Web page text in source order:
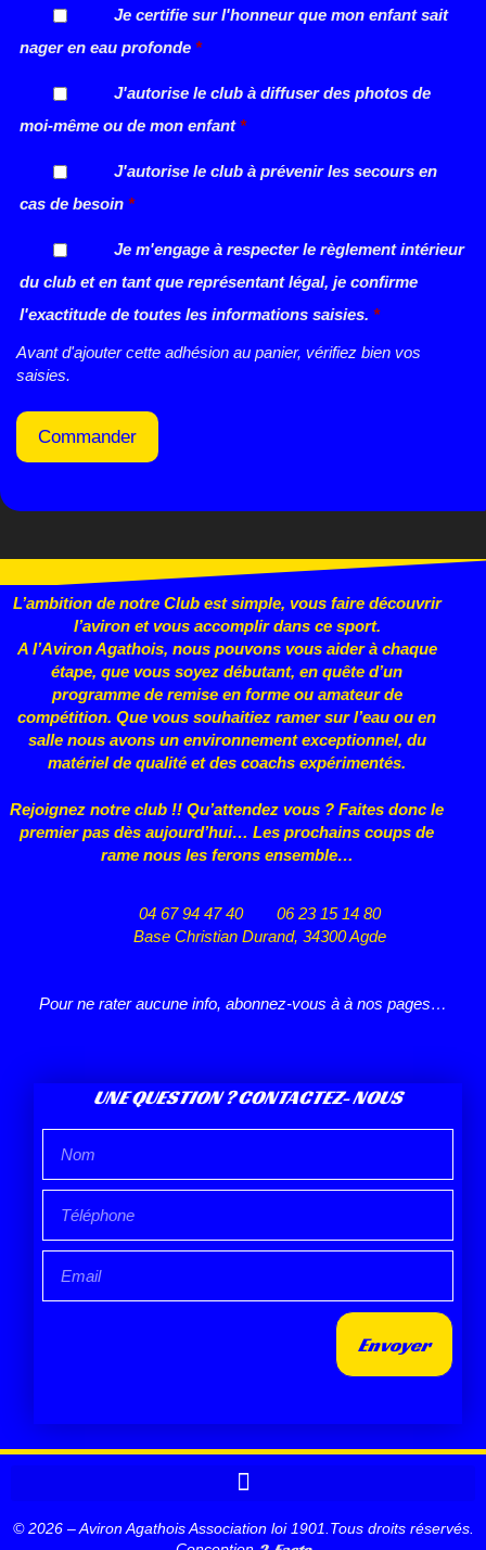
Je certifie sur l'honneur que mon enfant sait
nager en eau profonde *
J'autorise le club à diffuser des photos de
moi-même ou de mon enfant*
J'autorise le club à prévenir les secours en
cas de besoin *
Je m'engage à respecter le règlement intérieur
du club et en tant que représentant légal, je confirme
l'exactitude de toutes les informations saisies. *
Avant d'ajouter cette adhésion au panier, vérifiez bien vos
saisies.
Commander
L’ambition de notre Club est simple, vous faire découvrir
l’aviron et vous accomplir dans ce sport.
A l’Aviron Agathois, nous pouvons vous aider à chaque
étape, que vous soyez débutant, en quête d’un
programme de remise en forme ou amateur de
compétition. Que vous souhaitiez ramer sur l’eau ou en
salle nous avons un environnement exceptionnel, du
matériel de qualité et des coachs expérimentés.
Rejoignez notre club !! Qu’attendez vous ? Faites donc le
premier pas dès aujourd’hui… Les prochains coups de
rame nous les ferons ensemble…
04 67 94 47 40
06 23 15 14 80
Base Christian Durand, 34300 Agde
Pour ne rater aucune info, abonnez-vous à à nos pages…
UNE QUESTION ? CONTACTEZ- NOUS
Envoyer
© 2026 – Aviron Agathois Association loi 1901.Tous droits réservés.